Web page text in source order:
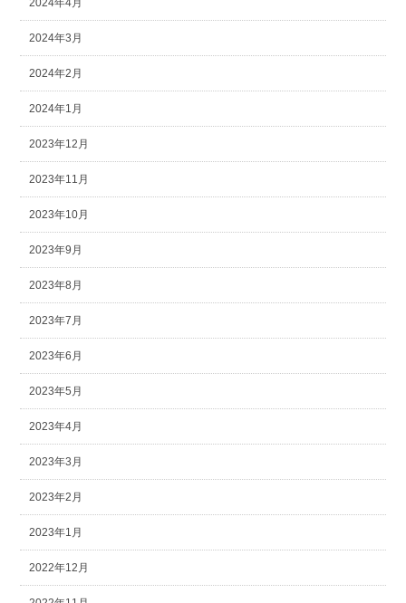
2024年4月
2024年3月
2024年2月
2024年1月
2023年12月
2023年11月
2023年10月
2023年9月
2023年8月
2023年7月
2023年6月
2023年5月
2023年4月
2023年3月
2023年2月
2023年1月
2022年12月